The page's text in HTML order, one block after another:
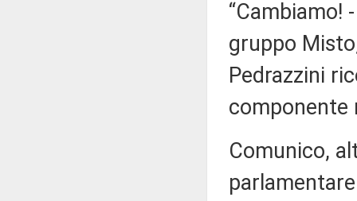
“Cambiamo!
gruppo
Pedrazzini
componente
Comunico,